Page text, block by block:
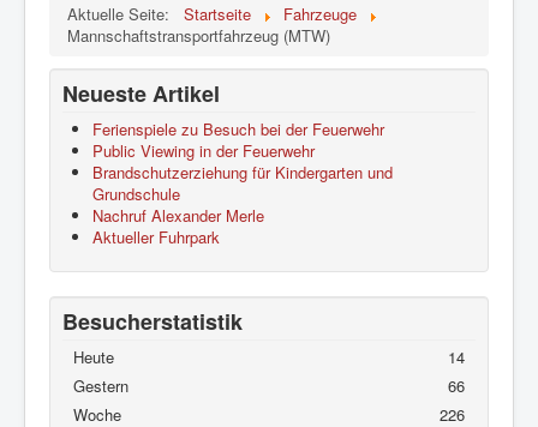
Aktuelle Seite: Startseite
Fahrzeuge
Mannschaftstransportfahrzeug (MTW)
Neueste Artikel
Ferienspiele zu Besuch bei der Feuerwehr
Public Viewing in der Feuerwehr
Brandschutzerziehung für Kindergarten und
Grundschule
Nachruf Alexander Merle
Aktueller Fuhrpark
Besucherstatistik
Heute
14
Gestern
66
Woche
226